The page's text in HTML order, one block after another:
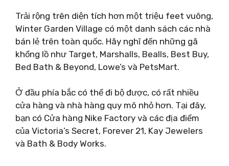
Trải rộng trên diện tích hơn một triệu feet vuông,
Winter Garden Village có một danh sách các nhà
bán lẻ trên toàn quốc. Hãy nghĩ đến những gã
khổng lồ như Target, Marshalls, Bealls, Best Buy,
Bed Bath & Beyond, Lowe’s và PetsMart.
Ở đầu phía bắc có thể đi bộ được, có rất nhiều
cửa hàng và nhà hàng quy mô nhỏ hơn. Tại đây,
bạn có Cửa hàng Nike Factory và các địa điểm
của Victoria’s Secret, Forever 21, Kay Jewelers
và Bath & Body Works.